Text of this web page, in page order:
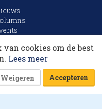
by
cookies om de best
Lees meer
Weigeren Accepteren